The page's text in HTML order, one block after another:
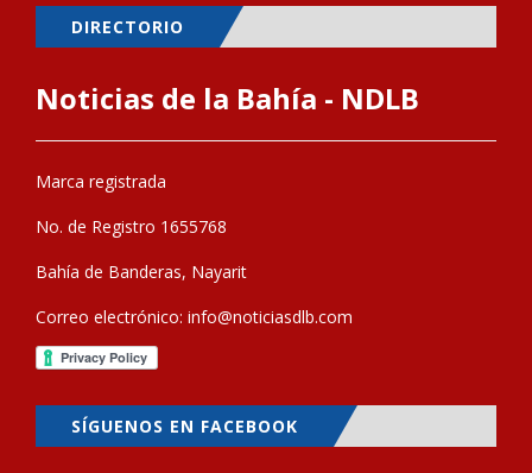
DIRECTORIO
Noticias de la Bahía - NDLB
Marca registrada
No. de Registro 1655768
Bahía de Banderas, Nayarit
Correo electrónico: info@noticiasdlb.com
SÍGUENOS EN FACEBOOK